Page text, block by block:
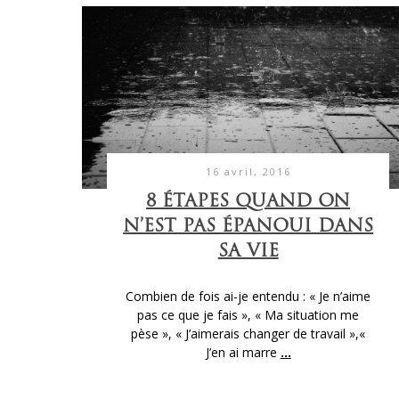
16 avril, 2016
8 ÉTAPES QUAND ON
N’EST PAS ÉPANOUI DANS
SA VIE
Combien de fois ai-je entendu : « Je n’aime
pas ce que je fais », « Ma situation me
pèse », « J’aimerais changer de travail »,«
J’en ai marre ...